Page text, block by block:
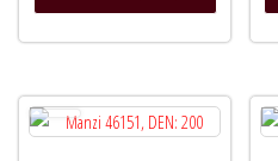
Опции
можно